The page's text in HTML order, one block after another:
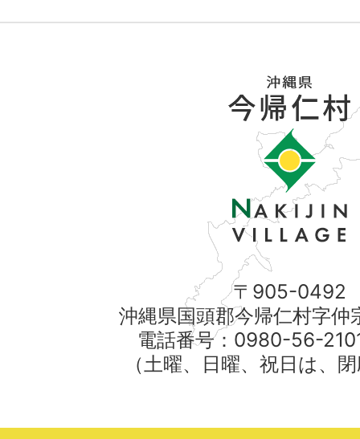
〒905-0492
沖縄県国頭郡今帰仁村字仲
電話番号：0980-56-
（土曜、日曜、祝日は、